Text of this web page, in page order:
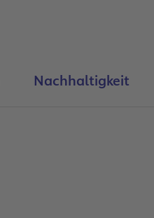
Nachhaltigkeit